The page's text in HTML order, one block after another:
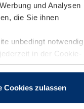
und Analysen
die Sie ihnen
unbedingt notwendig
in der Cookie-
Cookies zulassen